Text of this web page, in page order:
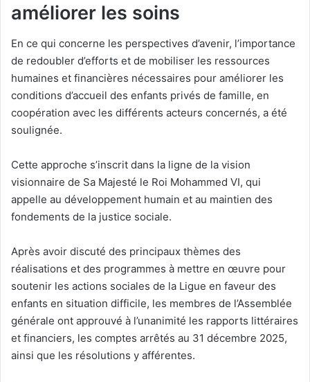
améliorer les soins
En ce qui concerne les perspectives d’avenir, l’importance
de redoubler d’efforts et de mobiliser les ressources
humaines et financières nécessaires pour améliorer les
conditions d’accueil des enfants privés de famille, en
coopération avec les différents acteurs concernés, a été
soulignée.
Cette approche s’inscrit dans la ligne de la vision
visionnaire de Sa Majesté le Roi Mohammed VI, qui
appelle au développement humain et au maintien des
fondements de la justice sociale.
Après avoir discuté des principaux thèmes des
réalisations et des programmes à mettre en œuvre pour
soutenir les actions sociales de la Ligue en faveur des
enfants en situation difficile, les membres de l’Assemblée
générale ont approuvé à l’unanimité les rapports littéraires
et financiers, les comptes arrêtés au 31 décembre 2025,
ainsi que les résolutions y afférentes.